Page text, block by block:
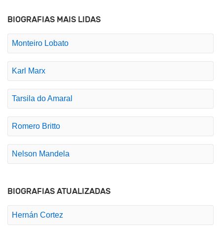
BIOGRAFIAS MAIS LIDAS
Monteiro Lobato
Karl Marx
Tarsila do Amaral
Romero Britto
Nelson Mandela
BIOGRAFIAS ATUALIZADAS
Hernán Cortez